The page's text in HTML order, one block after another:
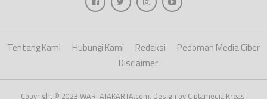
Tentang Kami Hubungi Kami Redaksi
Pedoman Media Ciber
Disclaimer
Copyright © 2023 WARTAJAKARTA.com, Design by Ciptamedia Kreasi